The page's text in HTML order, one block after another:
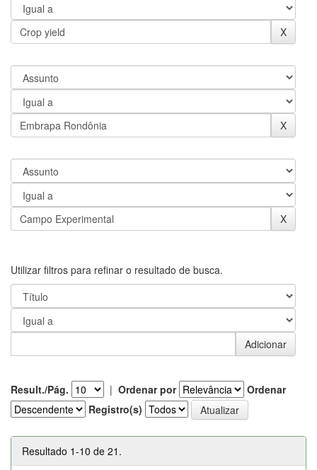
Utilizar filtros para refinar o resultado de busca.
Result./Pág. | Ordenar por
Ordenar
Registro(s)
Resultado 1-10 de 21.